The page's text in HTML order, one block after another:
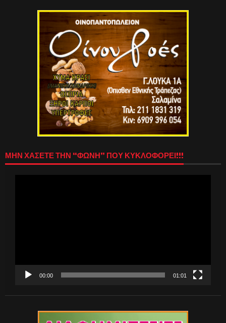
ΜΗΝ ΧΑΣΕΤΕ ΤΗΝ “ΦΩΝΗ” ΠΟΥ ΚΥΚΛΟΦΟΡΕΙ!!!
00:00 01:01